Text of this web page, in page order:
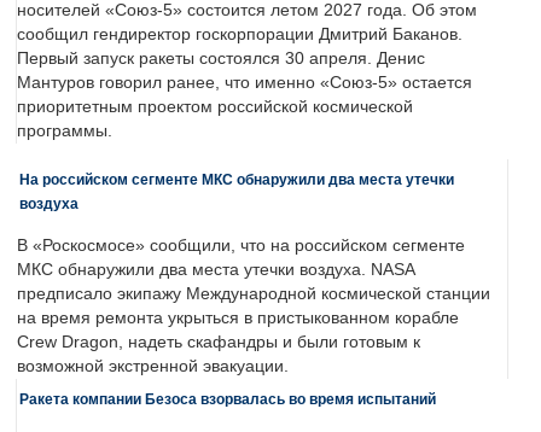
носителей «Союз-5» состоится летом 2027 года. Об этом
сообщил гендиректор госкорпорации Дмитрий Баканов.
Первый запуск ракеты состоялся 30 апреля. Денис
Мантуров говорил ранее, что именно «Союз-5» остается
приоритетным проектом российской космической
программы.
На российском сегменте МКС обнаружили два места утечки
воздуха
В «Роскосмосе» сообщили, что на российском сегменте
МКС обнаружили два места утечки воздуха. NASA
предписало экипажу Международной космической станции
на время ремонта укрыться в пристыкованном корабле
Crew Dragon, надеть скафандры и были готовым к
возможной экстренной эвакуации.
Ракета компании Безоса взорвалась во время испытаний